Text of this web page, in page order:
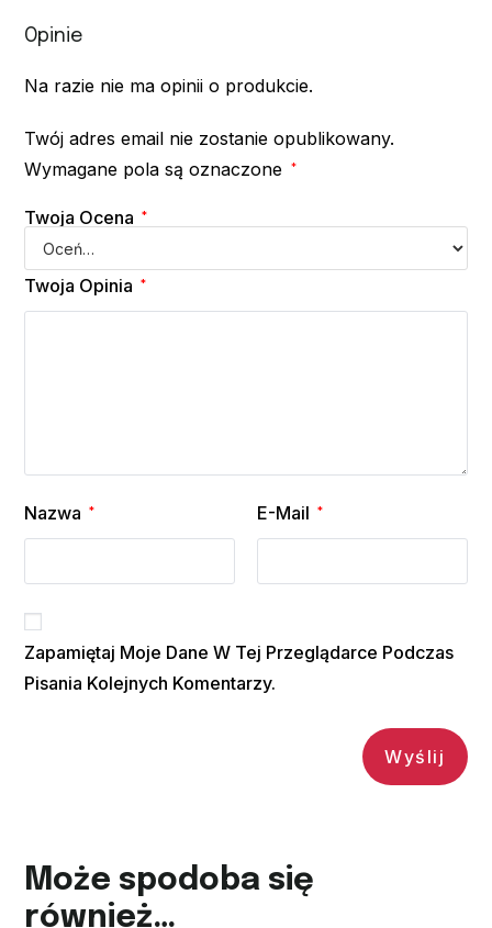
Opinie
Na razie nie ma opinii o produkcie.
Twój adres email nie zostanie opublikowany.
Wymagane pola są oznaczone
*
Twoja Ocena *
Twoja Opinia *
Nazwa * E-Mail *
Zapamiętaj Moje Dane W Tej Przeglądarce Podczas
Pisania Kolejnych Komentarzy.
Może spodoba się
również…